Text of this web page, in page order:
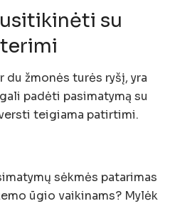
su
du žmonės turės ryšį, yra
padėti pasimatymą su
teigiama patirtimi.
sėkmės patarimas
ūgio vaikinams? Mylėk